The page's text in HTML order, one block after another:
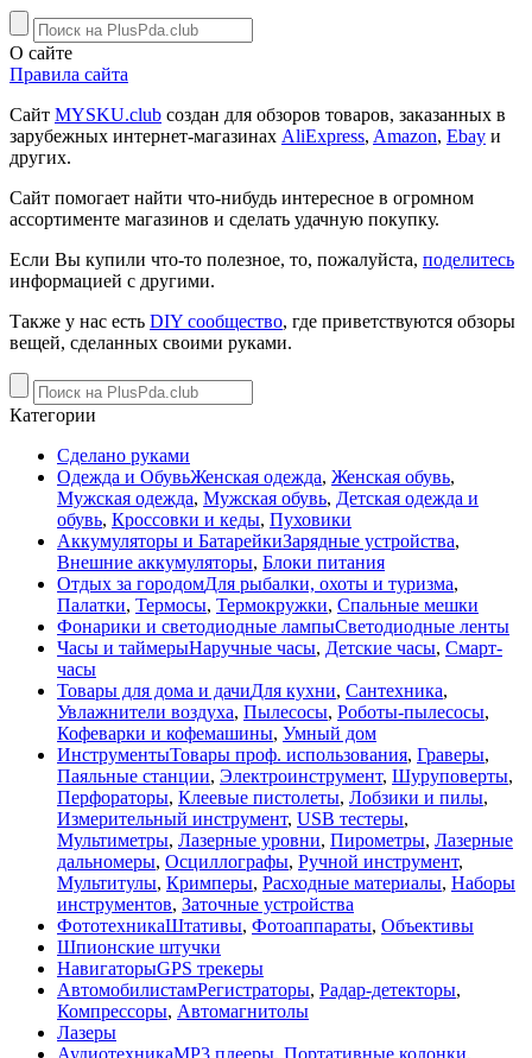
О сайте
Правила сайта
Сайт MYSKU.club cоздан для обзоров товаров, заказанных в
зарубежных интернет-магазинах AliExpress, Amazon, Ebay и
других.
Сайт помогает найти что-нибудь интересное в огромном
ассортименте магазинов и сделать удачную покупку.
Если Вы купили что-то полезное, то, пожалуйста, поделитесь
информацией с другими.
Также у нас есть DIY сообщество, где приветствуются обзоры
вещей, сделанных своими руками.
Категории
Сделано руками
Одежда и ОбувьЖенская одежда, Женская обувь,
Мужская одежда, Мужская обувь, Детская одежда и
обувь, Кроссовки и кеды, Пуховики
Аккумуляторы и БатарейкиЗарядные устройства,
Внешние аккумуляторы, Блоки питания
Отдых за городомДля рыбалки, охоты и туризма,
Палатки, Термосы, Термокружки, Спальные мешки
Фонарики и светодиодные лампыСветодиодные ленты
Часы и таймерыНаручные часы, Детские часы, Смарт-
часы
Товары для дома и дачиДля кухни, Сантехника,
Увлажнители воздуха, Пылесосы, Роботы-пылесосы,
Кофеварки и кофемашины, Умный дом
ИнструментыТовары проф. использования, Граверы,
Паяльные станции, Электроинструмент, Шуруповерты,
Перфораторы, Клеевые пистолеты, Лобзики и пилы,
Измерительный инструмент, USB тестеры,
Мультиметры, Лазерные уровни, Пирометры, Лазерные
дальномеры, Осциллографы, Ручной инструмент,
Мультитулы, Кримперы, Расходные материалы, Наборы
инструментов, Заточные устройства
ФототехникаШтативы, Фотоаппараты, Объективы
Шпионские штучки
НавигаторыGPS трекеры
АвтомобилистамРегистраторы, Радар-детекторы,
Компрессоры, Автомагнитолы
Лазеры
АудиотехникаMP3 плееры, Портативные колонки,